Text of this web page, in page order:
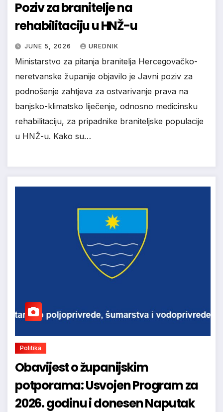
Poziv za branitelje na
rehabilitaciju u HNŽ-u
JUNE 5, 2026 UREDNIK
Ministarstvo za pitanja branitelja Hercegovačko-
neretvanske županije objavilo je Javni poziv za
podnošenje zahtjeva za ostvarivanje prava na
banjsko-klimatsko liječenje, odnosno medicinsku
rehabilitaciju, za pripadnike braniteljske populacije
u HNŽ-u. Kako su…
Politika
Obavijest o županijskim
potporama: Usvojen Program za
2026. godinu i donesen Naputak